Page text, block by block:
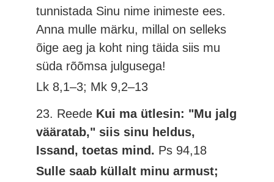
tunnistada Sinu nime inimeste ees.
Anna mulle märku, millal on selleks
õige aeg ja koht ning täida siis mu
süda rõõmsa julgusega!
Lk 8,1–3; Mk 9,2–13
23. Reede Kui ma ütlesin: "Mu jalg
vääratab," siis sinu heldus,
Issand, toetas mind. Ps 94,18
Sulle saab küllalt minu armust;